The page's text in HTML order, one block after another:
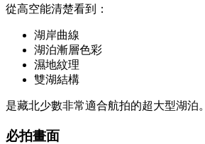
從高空能清楚看到：
湖岸曲線
湖泊漸層色彩
濕地紋理
雙湖結構
是藏北少數非常適合航拍的超大型湖泊。
必拍畫面